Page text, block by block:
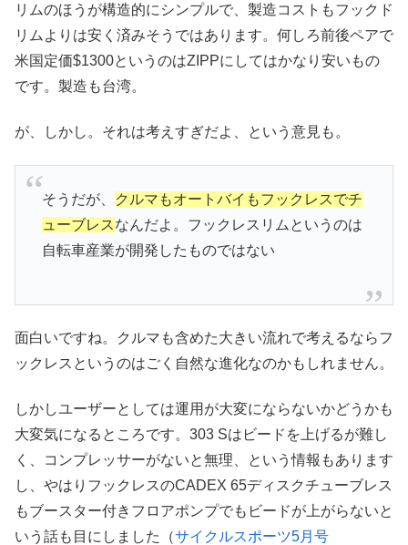
リムのほうが構造的にシンプルで、製造コストもフックド
リムよりは安く済みそうではあります。何しろ前後ペアで
米国定価$1300というのはZIPPにしてはかなり安いもの
です。製造も台湾。
が、しかし。それは考えすぎだよ、という意見も。
そうだが、
クルマもオートバイもフックレスでチ
ューブレスなんだよ。フックレスリムというのは
自転車産業が開発したものではない
面白いですね。クルマも含めた大きい流れで考えるならフ
ックレスというのはごく自然な進化なのかもしれません。
しかしユーザーとしては運用が大変にならないかどうかも
大変気になるところです。303 Sはビードを上げるが難し
く、コンプレッサーがないと無理、という情報もあります
し、やはりフックレスのCADEX 65ディスクチューブレス
もブースター付きフロアポンプでもビードが上がらないと
いう話も目にしました（サイクルスポーツ5月号